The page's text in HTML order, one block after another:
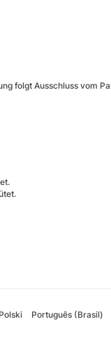
folgt Ausschluss vom
Polski Português (Brasil)